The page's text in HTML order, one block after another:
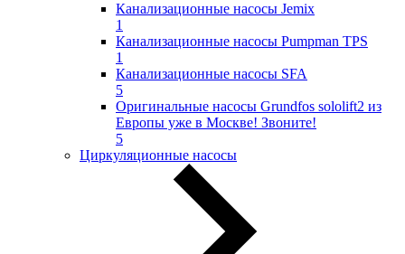
Канализационные насосы Jemix
1
Канализационные насосы Pumpman TPS
1
Канализационные насосы SFA
5
Оригинальные насосы Grundfos sololift2 из
Европы уже в Москве! Звоните!
5
Циркуляционные насосы